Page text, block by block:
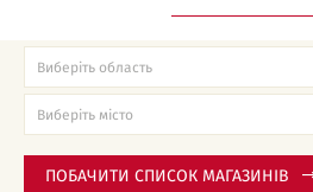
ПОБАЧИТИ СПИСОК МАГАЗИНІВ